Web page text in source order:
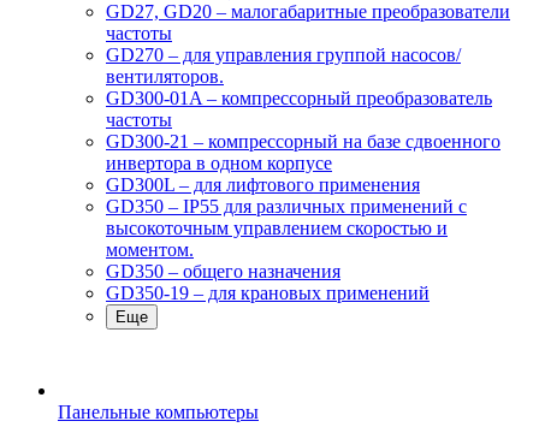
GD27, GD20 – малогабаритные преобразователи
частоты
GD270 – для управления группой насосов/
вентиляторов.
GD300-01A – компрессорный преобразователь
частоты
GD300-21 – компрессорный на базе сдвоенного
инвертора в одном корпусе
GD300L – для лифтового применения
GD350 – IP55 для различных применений с
высокоточным управлением скоростью и
моментом.
GD350 – общего назначения
GD350-19 – для крановых применений
Еще
Панельные компьютеры